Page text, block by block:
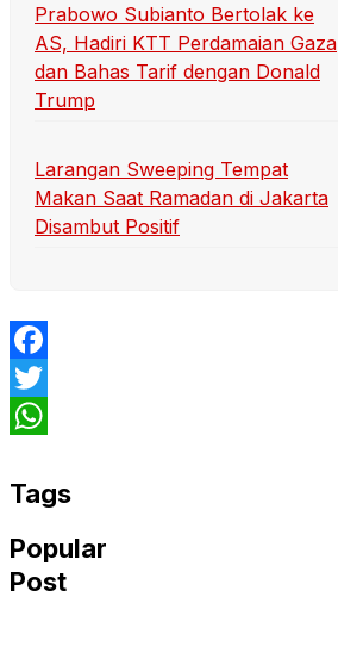
Prabowo Subianto Bertolak ke
AS, Hadiri KTT Perdamaian Gaza
dan Bahas Tarif dengan Donald
Trump
Larangan Sweeping Tempat
Makan Saat Ramadan di Jakarta
Disambut Positif
Facebook
Twitter
Tags
Popular
Post